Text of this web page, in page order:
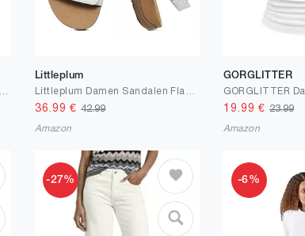
Littleplum
36.99 €42.99
Amazon
GORGLITTER
19.99 € 23.99
Amazon
-27% -6%